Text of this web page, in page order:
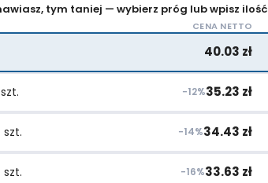
tym taniej — wybierz próg lub wpisz
CENA NETTO
40.03 zł
−12%35.23 zł
−14%34.43 zł
−16%33.63 zł